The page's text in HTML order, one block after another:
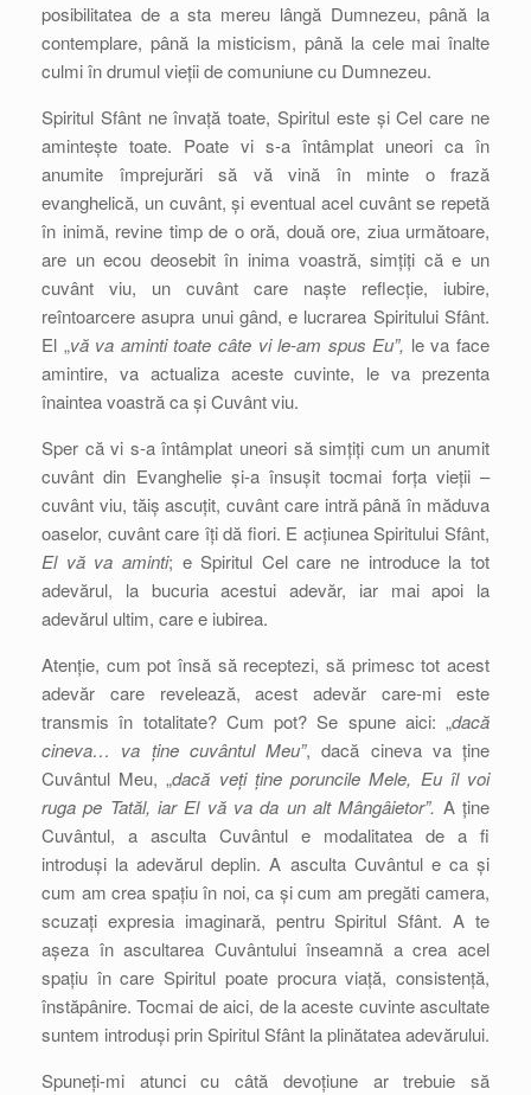
posibilitatea de a sta mereu lângă Dumnezeu, până la
contemplare, până la misticism, până la cele mai înalte
culmi în drumul vieții de comuniune cu Dumnezeu.
Spiritul Sfânt ne învață toate, Spiritul este și Cel care ne
amintește toate. Poate vi s-a întâmplat uneori ca în
anumite împrejurări să vă vină în minte o frază
evanghelică, un cuvânt, și eventual acel cuvânt se repetă
în inimă, revine timp de o oră, două ore, ziua următoare,
are un ecou deosebit în inima voastră, simțiți că e un
cuvânt viu, un cuvânt care naște reflecție, iubire,
reîntoarcere asupra unui gând, e lucrarea Spiritului Sfânt.
El „vă va aminti toate câte vi le-am spus Eu”, le va face
amintire, va actualiza aceste cuvinte, le va prezenta
înaintea voastră ca și Cuvânt viu.
Sper că vi s-a întâmplat uneori să simțiți cum un anumit
cuvânt din Evanghelie și-a însușit tocmai forța vieții –
cuvânt viu, tăiș ascuțit, cuvânt care intră până în măduva
oaselor, cuvânt care îți dă fiori. E acțiunea Spiritului Sfânt,
El vă va aminti; e Spiritul Cel care ne introduce la tot
adevărul, la bucuria acestui adevăr, iar mai apoi la
adevărul ultim, care e iubirea.
Atenție, cum pot însă să receptezi, să primesc tot acest
adevăr care revelează, acest adevăr care-mi este
transmis în totalitate? Cum pot? Se spune aici: „dacă
cineva… va ține cuvântul Meu”, dacă cineva va ține
Cuvântul Meu, „dacă veți ține poruncile Mele, Eu îl voi
ruga pe Tatăl, iar El vă va da un alt Mângâietor”. A ține
Cuvântul, a asculta Cuvântul e modalitatea de a fi
introduși la adevărul deplin. A asculta Cuvântul e ca și
cum am crea spațiu în noi, ca și cum am pregăti camera,
scuzați expresia imaginară, pentru Spiritul Sfânt. A te
așeza în ascultarea Cuvântului înseamnă a crea acel
spațiu în care Spiritul poate procura viață, consistență,
înstăpânire. Tocmai de aici, de la aceste cuvinte ascultate
suntem introduși prin Spiritul Sfânt la plinătatea adevărului.
Spuneți-mi atunci cu câtă devoțiune ar trebuie să